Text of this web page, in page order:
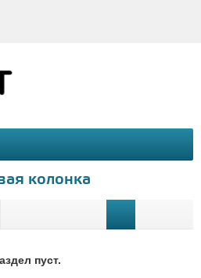
колонка
пуст.